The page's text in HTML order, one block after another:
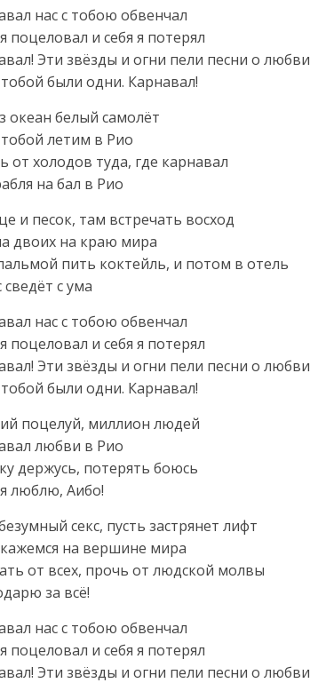
нас с тобою обвенчал
поцеловал и себя я потерял
Эти звёзды и огни пели песни о любви
были одни. Карнавал!
океан белый самолёт
летим в Рио
от холодов туда, где карнавал
на бал в Рио
и песок, там встречать восход
двоих на краю мира
пить коктейль, и потом в отель
сведёт с ума
нас с тобою обвенчал
поцеловал и себя я потерял
Эти звёзды и огни пели песни о любви
были одни. Карнавал!
поцелуй, миллион людей
любви в Рио
держусь, потерять боюсь
люблю, Аибо!
секс, пусть застрянет лифт
на вершине мира
от всех, прочь от людской молвы
за всё!
нас с тобою обвенчал
поцеловал и себя я потерял
Эти звёзды и огни пели песни о любви